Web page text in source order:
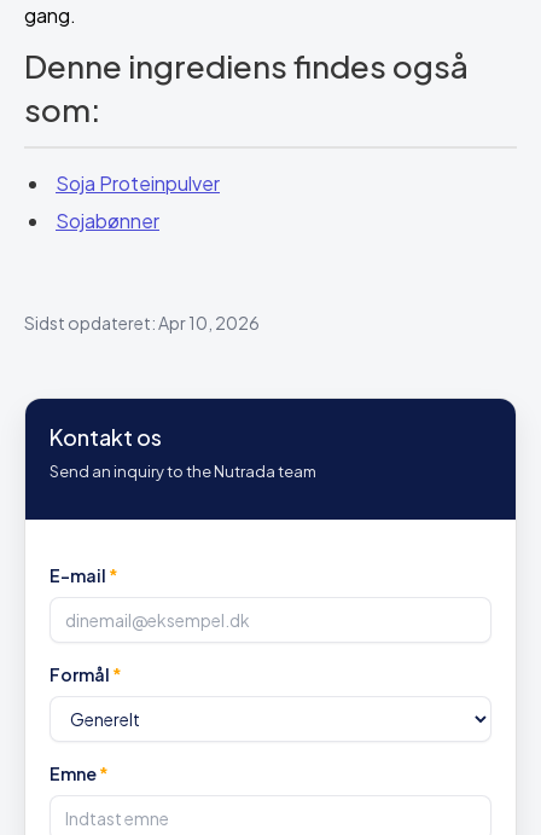
gang.
Denne ingrediens findes også
som:
Soja Proteinpulver
Sojabønner
Sidst opdateret: Apr 10, 2026
Kontakt os
Send an inquiry to the Nutrada team
E-mail *
Formål *
Emne*